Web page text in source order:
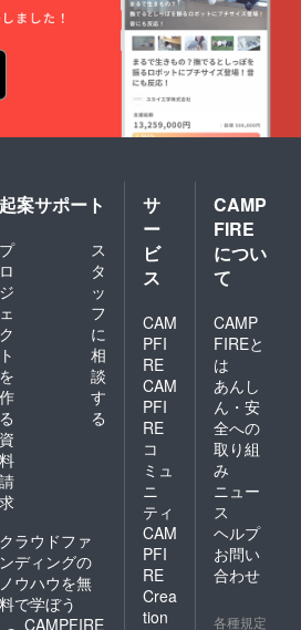
起案サポート
プ
ロ
ジ
ェ
ク
ト
を
作
る
ス
タ
ッ
フ
に
相
談
す
る
資
料
請
求
クラウドファ
ンディングの
ノウハウを無
料で学ぼう
CAMPFIRE
サ
ー
ビ
ス
CAM
PFI
RE
CAM
PFI
RE
コ
ミュ
ニ
ティ
CAM
PFI
RE
Crea
tion
CAMP
FIRE
につい
て
CAMP
FIREと
は
あんし
ん・安
全への
取り組
み
ニュー
ス
ヘルプ
お問い
合わせ
各種規定